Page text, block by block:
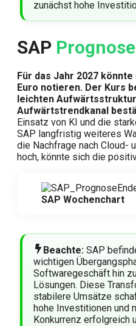
zunächst hohe
SAP
Für das Jahr 2027
Euro notieren. Der Kurs
leichten
Aufwärtstrendkanal
Einsatz von KI und die
SAP langfristig weiteres
die Nachfrage nach Cloud-
hoch, könnte sich die
SAP Wochenchart
Beachte: SAP
wichtigen
Softwaregeschäft hin
Lösungen. Diese
stabilere Umsätze
hohe Investitionen und
Konkurrenz erfolgreich